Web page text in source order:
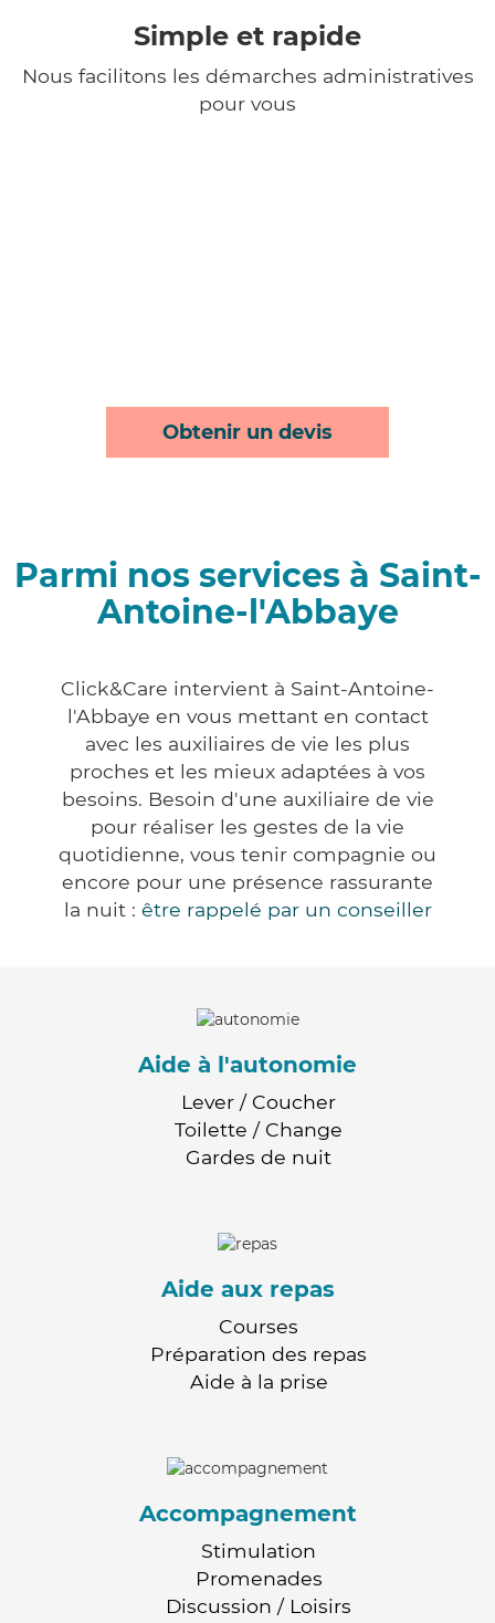
Simple et rapide
Nous facilitons les démarches administratives
pour vous
Obtenir un devis
Parmi nos services à Saint-
Antoine-l'Abbaye
Click&Care intervient à Saint-Antoine-
l'Abbaye en vous mettant en contact
avec les auxiliaires de vie les plus
proches et les mieux adaptées à vos
besoins. Besoin d'une auxiliaire de vie
pour réaliser les gestes de la vie
quotidienne, vous tenir compagnie ou
encore pour une présence rassurante
la nuit : être rappelé par un conseiller
Aide à l'autonomie
Lever / Coucher
Toilette / Change
Gardes de nuit
Aide aux repas
Courses
Préparation des repas
Aide à la prise
Accompagnement
Stimulation
Promenades
Discussion / Loisirs